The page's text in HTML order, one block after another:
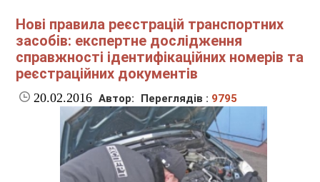
Нові правила реєстрацій транспортних
засобів: експертне дослідження
справжності ідентифікаційних номерів та
реєстраційних документів
20.02.2016 Автор: Переглядів : 9795